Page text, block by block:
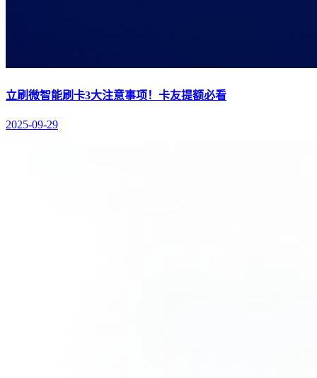
立刷微智能刷卡3大注意事项！卡友提额必看
2025-09-29